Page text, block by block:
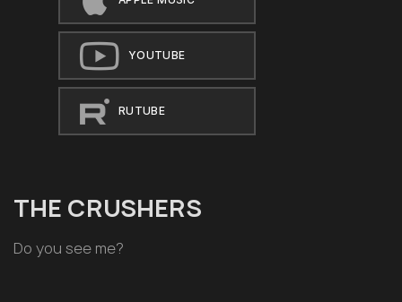
YOUTUBE
RUTUBE
THE CRUSHERS
Do you see me?